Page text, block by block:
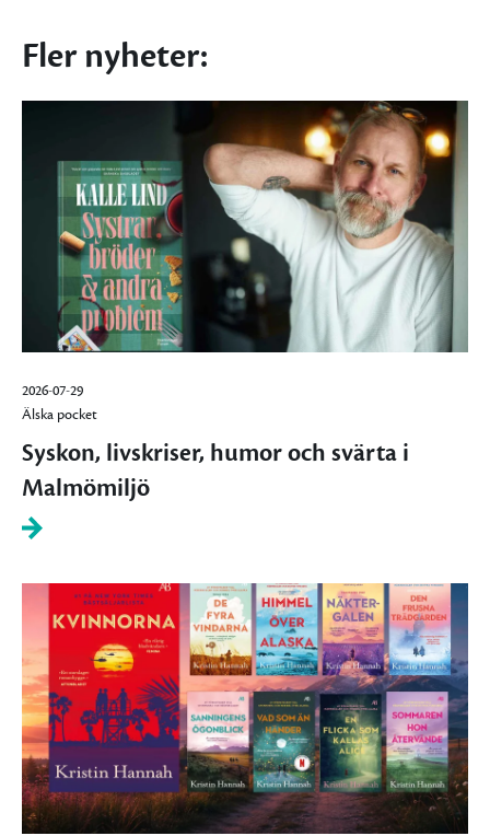
Fler nyheter:
2026-07-29
Älska pocket
Syskon, livskriser, humor och svärta i
Malmömiljö